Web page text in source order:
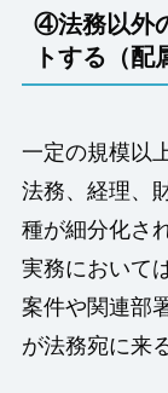
④法務以外
トする（配
一定の規模以
法務、経理、
種が細分化さ
実務において
案件や関連部
が法務宛に来